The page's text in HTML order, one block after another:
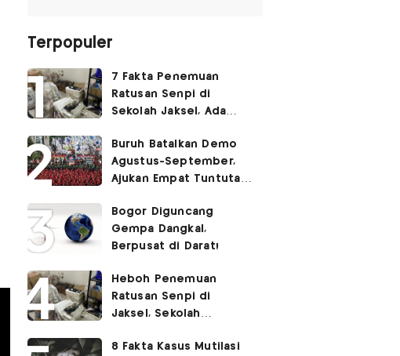
Terpopuler
7 Fakta Penemuan
Ratusan Senpi di
Sekolah Jaksel, Ada
Ruang Bunker
Buruh Batalkan Demo
Agustus-September,
Ajukan Empat Tuntutan
Bogor Diguncang
Gempa Dangkal,
Berpusat di Darat!
Heboh Penemuan
Ratusan Senpi di
Jaksel, Sekolah
Kegiatan Eskul
8 Fakta Kasus Mutilasi